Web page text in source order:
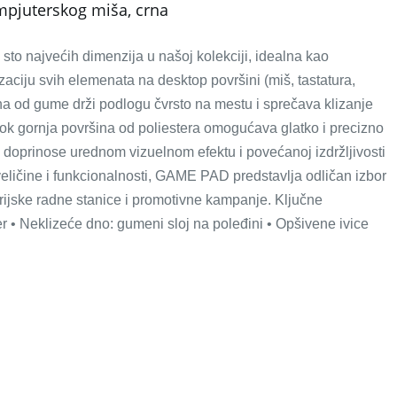
miša, crna
najvećih dimenzija u našoj kolekciji, idealna kao
svih elemenata na desktop površini (miš, tastatura,
od gume drži podlogu čvrsto na mestu i sprečava klizanje
gornja površina od poliestera omogućava glatko i precizno
urednom vizuelnom efektu i povećanoj izdržljivosti
i funkcionalnosti, GAME PAD predstavlja odličan izbor
radne stanice i promotivne kampanje. Ključne
• Neklizeće dno: gumeni sloj na poleđini • Opšivene ivice